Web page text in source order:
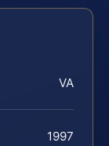
VA
1997